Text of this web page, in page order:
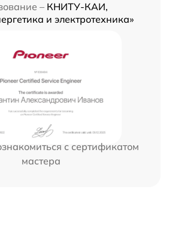
– КНИТУ-КАИ,
и электротехника»
с сертификатом
мастера